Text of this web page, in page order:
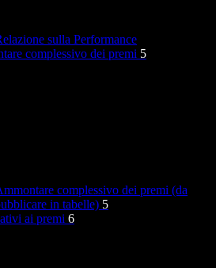
sulla Performance
complessivo dei premi 5
complessivo dei premi (da
in tabelle) 5
ai premi 6